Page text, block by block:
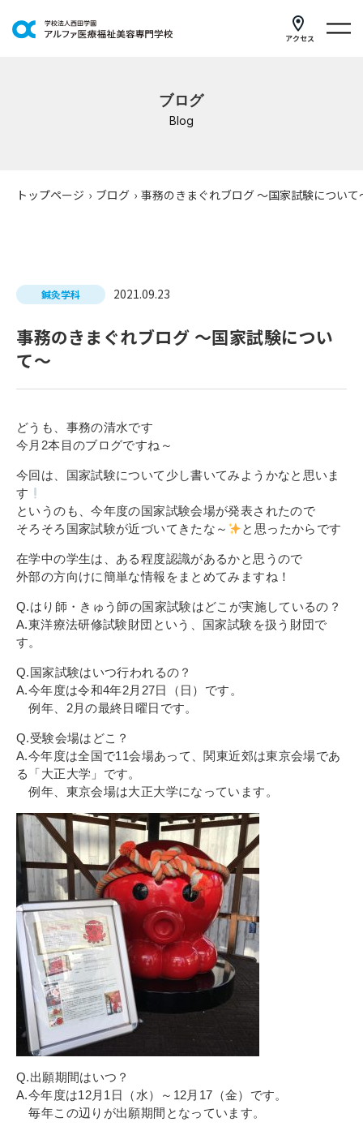
アクセス
研修・講座
公共職業訓練
よくあるご質問
卒業生の皆さまへ
新着情報
ブログ
お問い合わせ
資料請求
インターネット出願
教職員採用情報
その他
個人情報の取り扱いについて
1号館総合受付：〒194-0022 東京都町田市森野1-7-8
TEL：042-729-1026 (平日8時30分〜17時30分)
ブログ
Blog
トップページ › ブログ › 事務のきまぐれブログ ～国家試験について
鍼灸学科 2021.09.23
事務のきまぐれブログ ～国家試験につい
て～
どうも、事務の清水です
今月2本目のブログですね～
今回は、国家試験について少し書いてみようかなと思いま
す
というのも、今年度の国家試験会場が発表されたので
そろそろ国家試験が近づいてきたな～
と思ったからです
在学中の学生は、ある程度認識があるかと思うので
外部の方向けに簡単な情報をまとめてみますね！
Q.はり師・きゅう師の国家試験はどこが実施しているの？
A.東洋療法研修試験財団という、国家試験を扱う財団で
す。
Q.国家試験はいつ行われるの？
A.今年度は令和4年2月27日（日）です。
例年、2月の最終日曜日です。
Q.受験会場はどこ？
A.今年度は全国で11会場あって、関東近郊は東京会場であ
る「大正大学」です。
例年、東京会場は大正大学になっています。
Q.出願期間はいつ？
A.今年度は12月1日（水）～12月17（金）です。
毎年この辺りが出願期間となっています。